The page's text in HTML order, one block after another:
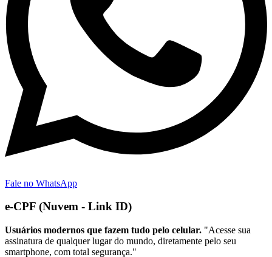
Fale no WhatsApp
e-CPF (Nuvem - Link ID)
Usuários modernos que fazem tudo pelo celular. "Acesse sua
assinatura de qualquer lugar do mundo, diretamente pelo seu
smartphone, com total segurança."